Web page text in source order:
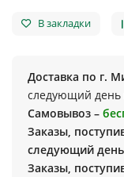
В закладки
Доставка по г.
следующий день
Самовывоз –
Заказы,
следующий день
Заказы,